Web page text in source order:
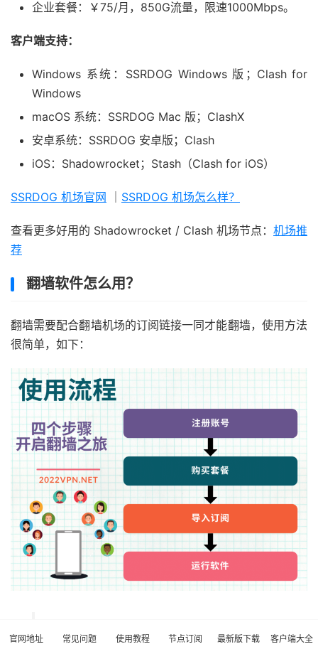
企业套餐：￥75/月，850G流量，限速1000Mbps。
客户端支持：
Windows 系统：SSRDOG Windows 版；Clash for
Windows
macOS 系统：SSRDOG Mac 版；ClashX
安卓系统：SSRDOG 安卓版；Clash
iOS：Shadowrocket；Stash（Clash for iOS）
SSRDOG 机场官网 SSRDOG 机场怎么样？
查看更多好用的 Shadowrocket / Clash 机场节点： 机场推
荐
翻墙软件怎么用？
翻墙需要配合翻墙机场的订阅链接一同才能翻墙，使用方法
很简单，如下：
官网地址 常见问题 使用教程 节点订阅 最新版下载 客户端大全